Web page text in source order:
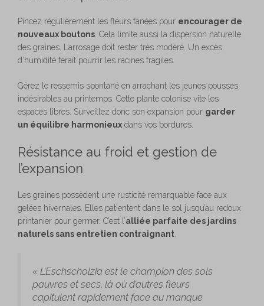
Pincez régulièrement les fleurs fanées pour encourager de
nouveaux boutons . Cela limite aussi la dispersion naturelle
des graines. L’arrosage doit rester très modéré. Un excès
d’humidité ferait pourrir les racines fragiles.
Gérez le ressemis spontané en arrachant les jeunes pousses
indésirables au printemps. Cette plante colonise vite les
espaces libres. Surveillez donc son expansion pour garder
un équilibre harmonieux dans vos bordures.
Résistance au froid et gestion de
l’expansion
Les graines possèdent une rusticité remarquable face aux
gelées hivernales. Elles patientent dans le sol jusqu’au redoux
printanier pour germer. C’est l’alliée parfaite des jardins
naturels sans entretien contraignant
« L’Eschscholzia est le champion des sols
pauvres et secs, là où d’autres fleurs
capitulent rapidement face au manque